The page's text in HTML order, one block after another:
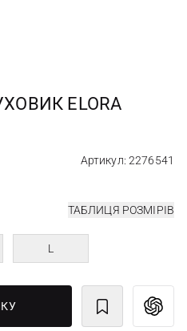
ELORA
Артикул: 2276541
ТАБЛИЦЯ РОЗМІРІВ
L